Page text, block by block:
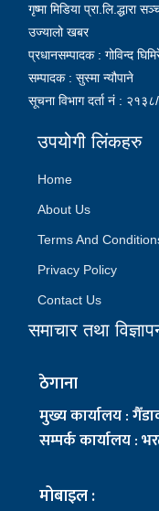
गृष्मा मिडिया प्रा.लि.द्धारा
उज्यालो खबर
प्रधानसम्पादक : गोविन्द
सम्पादक : सुस्मा न्यौपाने
सूचना विभाग दर्ता नं :
उपयोगी लिंकहरु
Home
About Us
Terms And
Privacy Policy
Contact Us
समाचार तथा
ठेगाना
मुख्य कार्यालय :
सम्पर्क कार्यालय :
मोबाइल :